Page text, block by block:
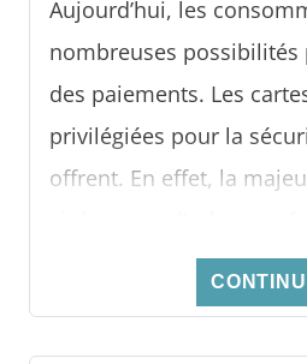
Aujourd’hui, les
nombreuses
des paiements. Les
privilégiées pour la
offrent. En effet, la
carte bancaire. Face à
la prédominance de ce